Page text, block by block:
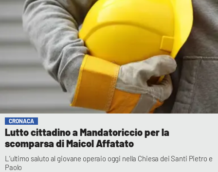
CRONACA
Lutto cittadino a Mandatoriccio per la
scomparsa di Maicol Affatato
L’ultimo saluto al giovane operaio oggi nella Chiesa dei Santi Pietro e
Paolo